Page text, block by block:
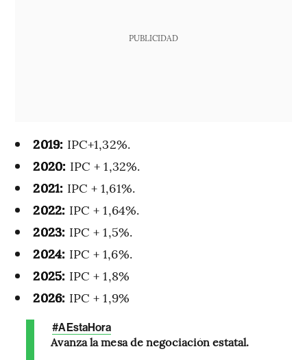
PUBLICIDAD
2019: IPC+1,32%.
2020: IPC + 1,32%.
2021: IPC + 1,61%.
2022: IPC + 1,64%.
2023: IPC + 1,5%.
2024: IPC + 1,6%.
2025: IPC + 1,8%
2026: IPC + 1,9%
#AEstaHora
Avanza la mesa de negociación estatal.